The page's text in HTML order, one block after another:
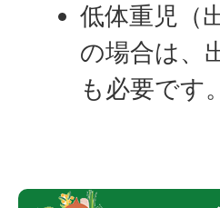
低体重児（
の場合は、
も必要です。